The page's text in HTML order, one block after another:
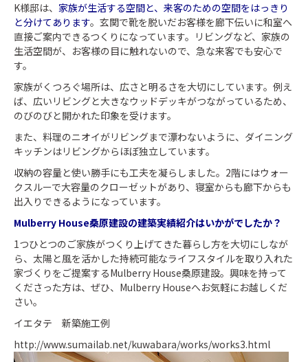
K様邸は、 家族が生活する空間と、来客のための空間をはっきり
と分けてあります。玄関で靴を脱いだお客様を廊下伝いに和室へ
直接ご案内できるつくりになっています。リビングなど、家族の
生活空間が、お客様の目に触れないので、急な来客でも安心で
す。
家族がくつろぐ場所は、広さと明るさを大切にしています。例え
ば、広いリビングと大きなウッドデッキがつながっているため、
のびのびと開かれた印象を受けます。
また、料理のニオイがリビングまで漂わないように、ダイニング
キッチンはリビングからほぼ独立しています。
収納の容量と使い勝手にも工夫を凝らしました。2階にはウォー
クスルーで大容量のクローゼットがあり、寝室からも廊下からも
出入りできるようになっています。
Mulberry House桑原建設の建築実績紹介はいかがでしたか？
1つひとつのご家族がつくり上げてきた暮らし方を大切にしなが
ら、太陽と風を活かした持続可能なライフスタイルを取り入れた
家づくりをご提案するMulberry House桑原建設。興味を持って
くださった方は、ぜひ、Mulberry Houseへお気軽にお越しくだ
さい。
イエタテ 新築施工例
http://www.sumailab.net/kuwabara/works/works3.html